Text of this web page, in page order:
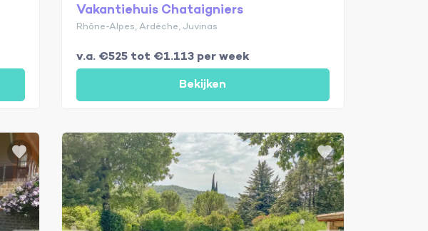
Vakantiehuis Chataigniers
Rhône-Alpes, Ardèche, Juvinas
v.a. €525 tot €1.113 per week
Bekijken